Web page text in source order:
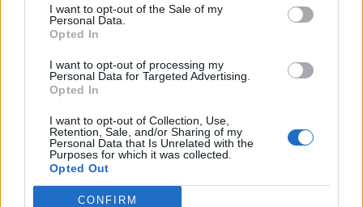
I want to opt-out of the Sale of my
Personal Data.
Opted In
I want to opt-out of processing my
Personal Data for Targeted Advertising.
Opted In
I want to opt-out of Collection, Use,
Retention, Sale, and/or Sharing of my
Personal Data that Is Unrelated with the
Purposes for which it was collected.
Opted Out
CONFIRM
Συμβουλίου
Συντονιστικό Flyover-
Σταϊκούρας: Με
υψηλές ταχύτητες
εργασίες